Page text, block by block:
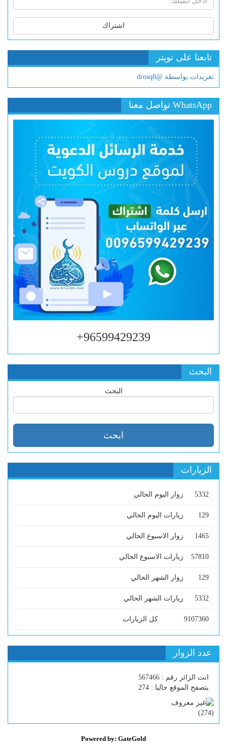
اشتراك
تابعنا على تويتر
تغريدات بواسطة @drosq8
WhatsApp تواصل معنا
96599429239+
البحث
البحث
الزيارات
5332 زوار اليوم الحالي
129 زيارات اليوم الحالي
1465 زوار الاسبوع الحالي
57810 زيارات الاسبوع الحالي
129 زوار الشهر الحالي
5332 زيارات الشهر الحالي
9107360 كل الزيارات
عدد الزوار
انت الزائر رقم : 567466
يتصفح الموقع حاليا : 274
(
274
)
Powered by: GateGold